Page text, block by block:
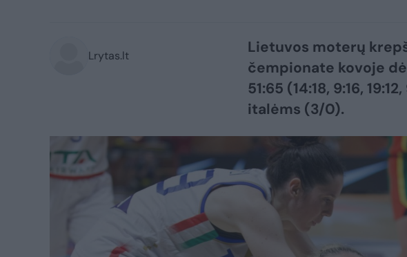
Lrytas.lt
Lietuvos moterų
čempionate kovoje
51:65 (14:18, 9:16,
italėms (3/0).